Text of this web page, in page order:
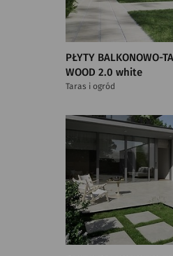
PŁYTY BALKONOWO-
WOOD 2.0 white
Taras i ogród